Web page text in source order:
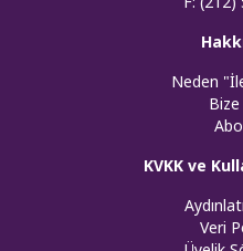
Neden
Bize
KVKK ve
Veri